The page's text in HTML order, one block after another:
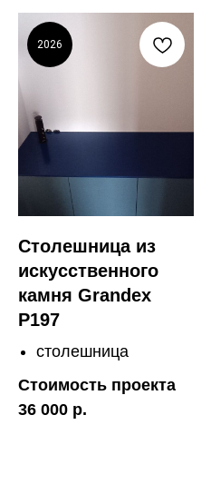
2026
Столешница из
искусственного
камня Grandex
P197
столешница
Стоимость проекта
36 000 р.